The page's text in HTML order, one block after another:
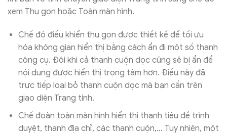
xem Thu gọn hoặc Toàn màn hình.
Chế độ điều khiển thu gọn được thiết kế để tối ưu
hóa không gian hiển thị bằng cách ẩn đi một số thanh
công cụ. Đôi khi cả thanh cuộn dọc cũng sẽ bị ẩn để
nội dung được hiển thị trọng tâm hơn. Điều này đã
trực tiếp loại bỏ thanh cuộn dọc mà bạn cần trên
giao diện Trang tính.
Chế đoàn toàn màn hình hiển thị thanh tiêu đề trình
duyệt, thanh địa chỉ, các thanh cuộn,… Tuy nhiên, một